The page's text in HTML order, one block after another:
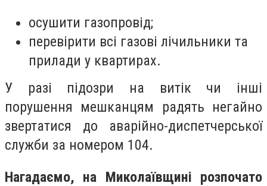
осушити газопровід;
перевірити всі газові лічильники та
прилади у квартирах.
У разі підозри на витік чи інші
порушення мешканцям радять негайно
звертатися до аварійно-диспетчерської
служби за номером 104.
Нагадаємо, на Миколаївщині розпочато